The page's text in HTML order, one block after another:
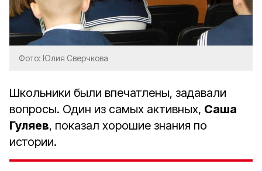
Фото: Юлия Сверчкова
Школьники были впечатлены, задавали
вопросы. Один из самых активных, Саша
Гуляев, показал хорошие знания по
истории.